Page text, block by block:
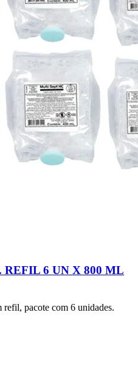
6 UN X 800 ML
pacote com 6 unidades.